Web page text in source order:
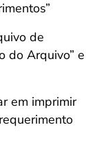
de
do Arquivo” e
em imprimir